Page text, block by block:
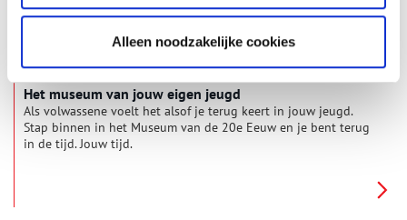
Alleen noodzakelijke cookies
Het museum van jouw eigen jeugd
Als volwassene voelt het alsof je terug keert in jouw jeugd.
Stap binnen in het Museum van de 20e Eeuw en je bent terug
in de tijd. Jouw tijd.